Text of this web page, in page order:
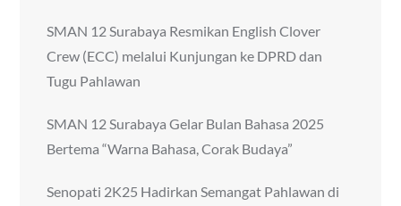
SMAN 12 Surabaya Resmikan English Clover
Crew (ECC) melalui Kunjungan ke DPRD dan
Tugu Pahlawan
SMAN 12 Surabaya Gelar Bulan Bahasa 2025
Bertema “Warna Bahasa, Corak Budaya”
Senopati 2K25 Hadirkan Semangat Pahlawan di